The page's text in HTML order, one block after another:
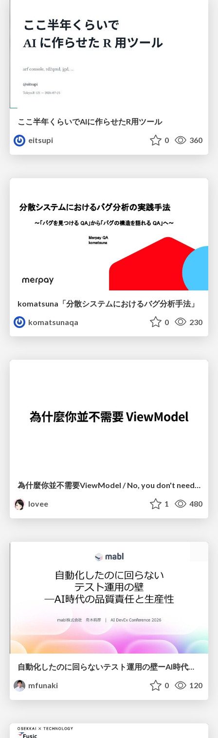
ここ半年くらいでAIに作らせたR用ツール
eitsupi
0 360
komatsuna「分散システムにおけるバグ分析手法」
komatsunaqa
0 230
為什麼你並不需要ViewModel / No, you don't need a ViewModel
lovee
1 480
自動化したのに回らないテスト運用の壁ーAI時代の品質責任と生産性
mfunaki
0 120